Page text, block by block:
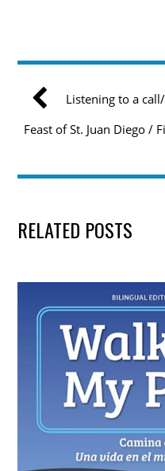
Listening to a
Feast of St. Juan Diego /
RELATED POSTS